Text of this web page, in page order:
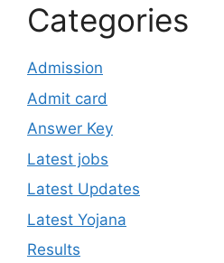
Categories
Admission
Admit card
Answer Key
Latest jobs
Latest Updates
Latest Yojana
Results